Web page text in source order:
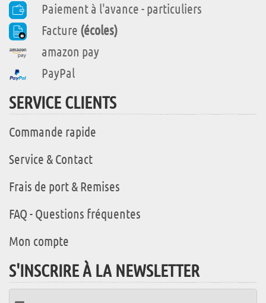
Paiement à l'avance - particuliers
Facture (écoles)
amazon pay
PayPal
SERVICE CLIENTS
Commande rapide
Service & Contact
Frais de port & Remises
FAQ - Questions fréquentes
Mon compte
S'INSCRIRE À LA NEWSLETTER